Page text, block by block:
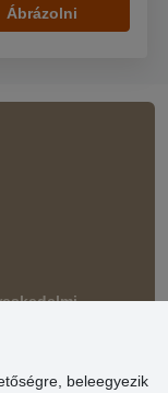
Ábrázolni
beleegyezik